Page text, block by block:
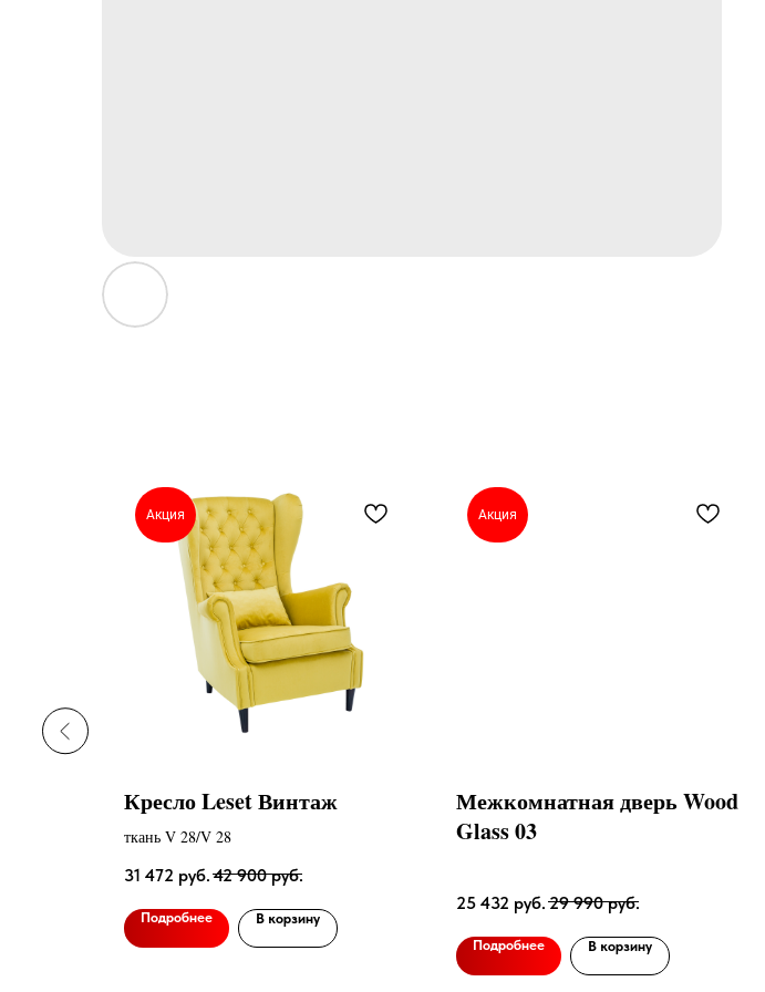
Акция
Кресло Leset Винтаж
ткань V 28/V 28
31 472 руб. 42 900 руб.
Подробнее В корзину
Акция
Межкомнатная дверь Wood
Glass 03
25 432 руб. 29 990 руб.
Подробнее В корзину